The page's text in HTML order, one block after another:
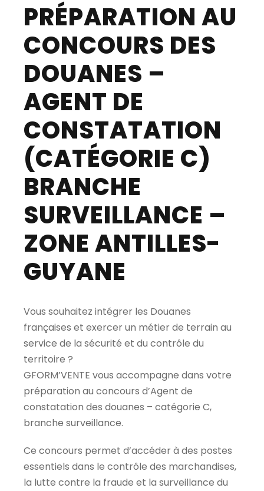
PRÉPARATION AU
CONCOURS DES
DOUANES –
AGENT DE
CONSTATATION
(CATÉGORIE C)
BRANCHE
SURVEILLANCE –
ZONE ANTILLES-
GUYANE
Vous souhaitez intégrer les Douanes
françaises et exercer un métier de terrain au
service de la sécurité et du contrôle du
territoire ?
GFORM’VENTE vous accompagne dans votre
préparation au concours d’Agent de
constatation des douanes – catégorie C,
branche surveillance.
Ce concours permet d’accéder à des postes
essentiels dans le contrôle des marchandises,
la lutte contre la fraude et la surveillance du